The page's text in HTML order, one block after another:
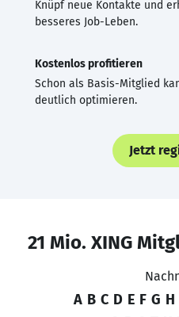
Knüpf neue Kontakte und
besseres Job-Leben.
Kostenlos profitieren
Schon als Basis-Mitglied
deutlich optimieren.
Jetzt
21 Mio. XING
A B C D E F G H